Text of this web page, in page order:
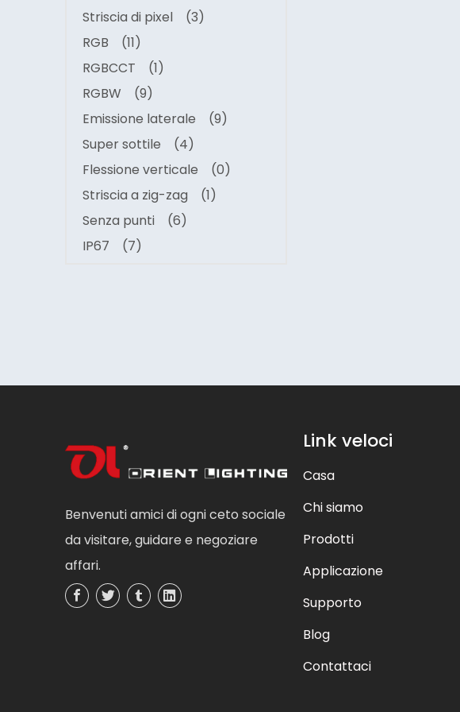
Striscia di pixel
(3)
RGB
(11)
RGBCCT
(1)
RGBW
(9)
Emissione laterale
(9)
Super sottile
(4)
Flessione verticale
(0)
Striscia a zig-zag
(1)
Senza punti
(6)
IP67
(7)
Benvenuti amici di ogni ceto sociale
da visitare, guidare e negoziare
affari.
Link veloci
Casa
Chi siamo
Prodotti
Applicazione
Supporto
Blog
Contattaci